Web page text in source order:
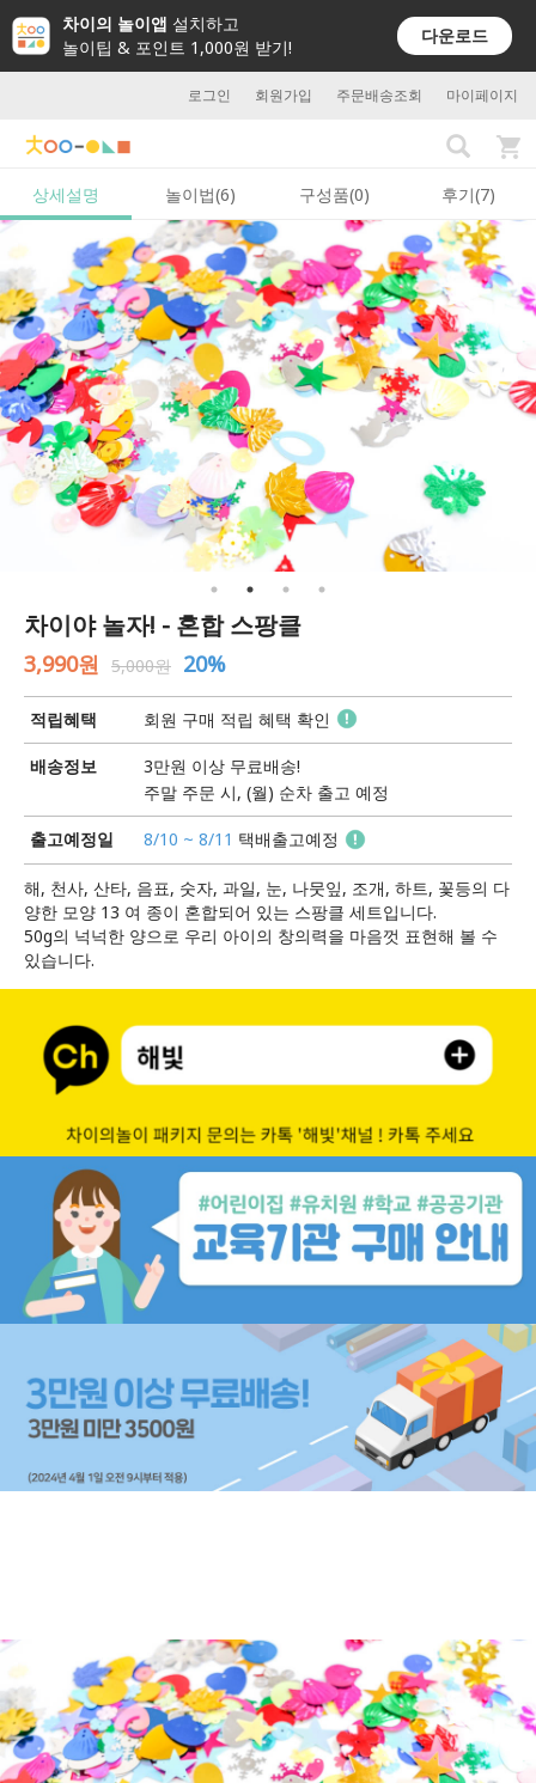
차이의 놀이앱 설치하고
놀이팁 & 포인트 1,000원 받기!
다운로드
로그인 회원가입 주문배송조회 마이페이지
상세설명 놀이법(6) 구성품(0) 후기(7)
차이야 놀자! - 혼합 스팡클
3,990원 5,000원 20%
적립혜택 회원 구매 적립 혜택 확인
배송정보
3만원 이상 무료배송!
주말 주문 시, (월) 순차 출고 예정
출고예정일 8/10 ~ 8/11 택배출고예정
해, 천사, 산타, 음표, 숫자, 과일, 눈, 나뭇잎, 조개, 하트, 꽃등의 다
양한 모양 13 여 종이 혼합되어 있는 스팡클 세트입니다.
50g의 넉넉한 양으로 우리 아이의 창의력을 마음껏 표현해 볼 수
있습니다.